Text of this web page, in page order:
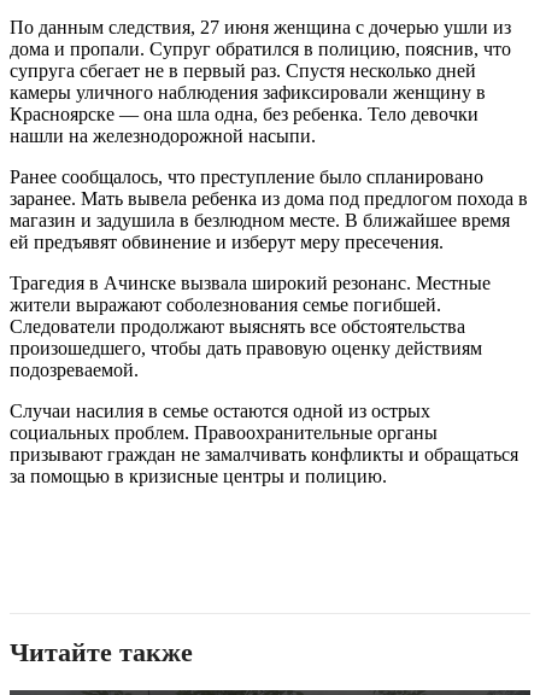
По данным следствия, 27 июня женщина с дочерью ушли из
дома и пропали. Супруг обратился в полицию, пояснив, что
супруга сбегает не в первый раз. Спустя несколько дней
камеры уличного наблюдения зафиксировали женщину в
Красноярске — она шла одна, без ребенка. Тело девочки
нашли на железнодорожной насыпи.
Ранее сообщалось, что преступление было спланировано
заранее. Мать вывела ребенка из дома под предлогом похода в
магазин и задушила в безлюдном месте. В ближайшее время
ей предъявят обвинение и изберут меру пресечения.
Трагедия в Ачинске вызвала широкий резонанс. Местные
жители выражают соболезнования семье погибшей.
Следователи продолжают выяснять все обстоятельства
произошедшего, чтобы дать правовую оценку действиям
подозреваемой.
Случаи насилия в семье остаются одной из острых
социальных проблем. Правоохранительные органы
призывают граждан не замалчивать конфликты и обращаться
за помощью в кризисные центры и полицию.
Читайте также